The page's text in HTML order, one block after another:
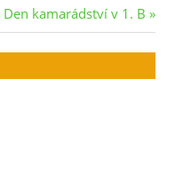
Next
Post:
Den kamarádství v 1. B